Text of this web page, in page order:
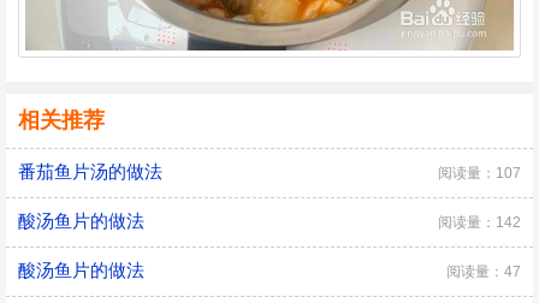
相关推荐
番茄鱼片汤的做法 阅读量：107
酸汤鱼片的做法 阅读量：142
酸汤鱼片的做法 阅读量：47